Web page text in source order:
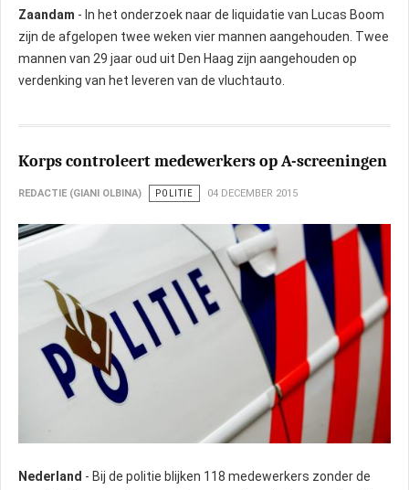
Zaandam - In het onderzoek naar de liquidatie van Lucas Boom
zijn de afgelopen twee weken vier mannen aangehouden. Twee
mannen van 29 jaar oud uit Den Haag zijn aangehouden op
verdenking van het leveren van de vluchtauto.
Korps controleert medewerkers op A-screeningen
REDACTIE (GIANI OLBINA) POLITIE 04 DECEMBER 2015
Nederland - Bij de politie blijken 118 medewerkers zonder de